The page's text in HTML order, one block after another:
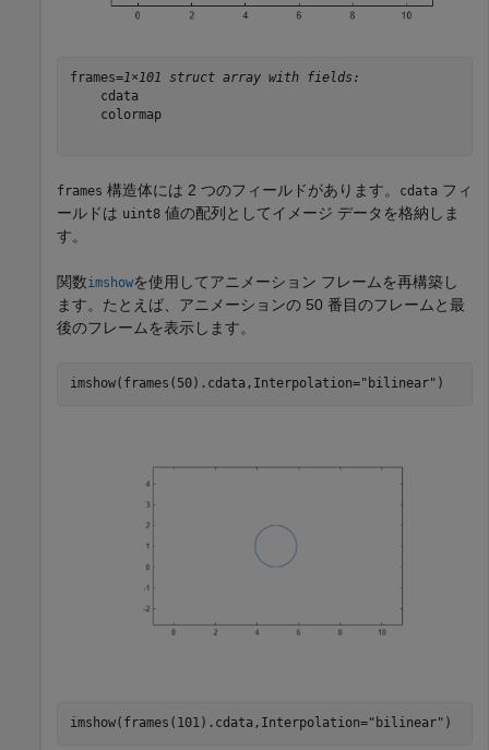
frames=1×101 struct array with fields:
    cdata
    colormap
frames 構造体には 2 つのフィールドがあります。 cdata フィ
ールドは uint8 値の配列としてイメージ データを格納しま
す。
関数imshowを使用してアニメーション フレームを再構築し
ます。たとえば、アニメーションの 50 番目のフレームと最
後のフレームを表示します。
imshow(frames(50).cdata,Interpolation="bilinear" )
imshow(frames(101).cdata,Interpolation="bilinear" )